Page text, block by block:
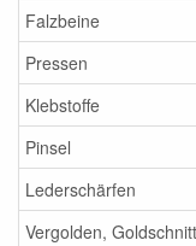
Falzbeine
Pressen
Klebstoffe
Pinsel
Lederschärfen
Vergolden, Goldschnitt